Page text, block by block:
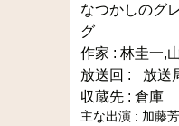
なつかしのグ
グ
作家 : 林圭一,
放送回 :
放送
収蔵先 : 倉庫
主な出演 : 加藤